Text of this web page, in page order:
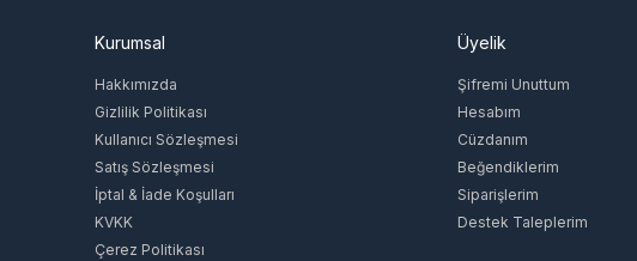
Kurumsal
Hakkımızda
Gizlilik Politikası
Kullanıcı Sözleşmesi
Satış Sözleşmesi
İptal & İade Koşulları
KVKK
Çerez Politikası
Üyelik
Şifremi Unuttum
Hesabım
Cüzdanım
Beğendiklerim
Siparişlerim
Destek Taleplerim